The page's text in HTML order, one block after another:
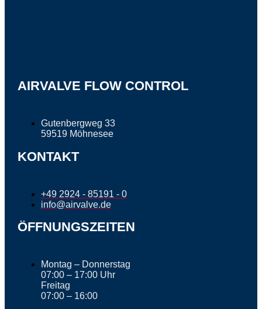
AIRVALVE FLOW CONTROL
Gutenbergweg 33
59519 Möhnesee
KONTAKT
+49 2924 - 85191 - 0
info@airvalve.de
ÖFFNUNGSZEITEN
Montag – Donnerstag
07:00 – 17:00 Uhr
Freitag
07:00 – 16:00